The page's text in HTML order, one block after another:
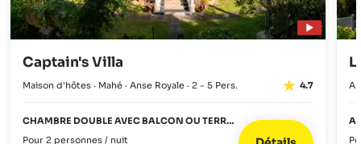
Captain's Villa
Maison d'hôtes · Mahé · Anse Royale · 2 - 5 Pers. 4.7
CHAMBRE DOUBLE AVEC BALCON OU TERRASSE
Pour 2 personnes / nuit